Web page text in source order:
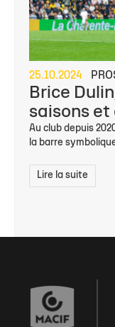
25.10.2024
Brice
saisons et
Au club depuis
la barre
Lire la suite